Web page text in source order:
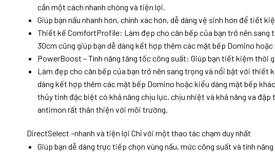
cần một cách nhanh chóng và tiện lợi.
Giúp bạn nấu nhanh hơn, chính xác hơn, dễ dàng vệ sinh hơn để tiết
Thiết kế ComfortProfile: Làm đẹp cho căn bếp của bạn trở nên
30cm cũng giúp bạn dễ dàng kết hợp thêm các mặt bếp Domino
PowerBoost – Tính năng tăng tốc công suất: Giúp bạn tiết kiệm thời
Làm đẹp cho căn bếp của bạn trở nên sang trọng và nổi bật với
dàng kết hợp thêm các mặt bếp Domino hoặc kiểu dáng mặt bếp
thủy tinh đặc biệt có khả năng chịu lực, chịu nhiệt và khả năng va
antimon rất thân thiện với môi trường.
DirectSelect –nhanh và tiện lợi Chỉ với một thao tác chạm duy nhất
Giúp bạn dễ dàng trực tiếp chọn vùng nấu, mức công suất và tính